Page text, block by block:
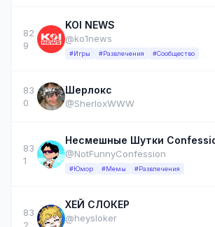
82
9
KOI NEWS
@ko1news
#Игры #Развлечения #Сообщество
83
0
Шерлокс
@SherloxWWW
83
1
Несмешные Шутки
@NotFunnyConfession
#Юмор #Мемы #Развлечения
83
2
ХЕЙ СЛОКЕР
@heysloker